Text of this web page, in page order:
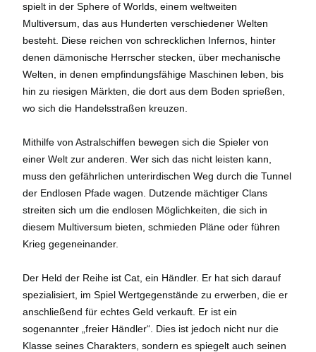
spielt in der Sphere of Worlds, einem weltweiten
Multiversum, das aus Hunderten verschiedener Welten
besteht. Diese reichen von schrecklichen Infernos, hinter
denen dämonische Herrscher stecken, über mechanische
Welten, in denen empfindungsfähige Maschinen leben, bis
hin zu riesigen Märkten, die dort aus dem Boden sprießen,
wo sich die Handelsstraßen kreuzen.
Mithilfe von Astralschiffen bewegen sich die Spieler von
einer Welt zur anderen. Wer sich das nicht leisten kann,
muss den gefährlichen unterirdischen Weg durch die Tunnel
der Endlosen Pfade wagen. Dutzende mächtiger Clans
streiten sich um die endlosen Möglichkeiten, die sich in
diesem Multiversum bieten, schmieden Pläne oder führen
Krieg gegeneinander.
Der Held der Reihe ist Cat, ein Händler. Er hat sich darauf
spezialisiert, im Spiel Wertgegenstände zu erwerben, die er
anschließend für echtes Geld verkauft. Er ist ein
sogenannter „freier Händler“. Dies ist jedoch nicht nur die
Klasse seines Charakters, sondern es spiegelt auch seinen